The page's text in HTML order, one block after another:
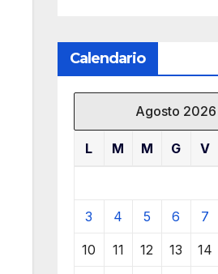
Calendario
Agosto 2026
L M M G V
3 4 5 6 7
10 11 12 13 14